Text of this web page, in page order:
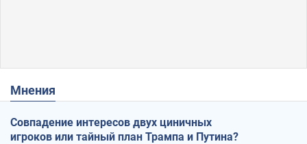
Мнения
Совпадение интересов двух циничных
игроков или тайный план Трампа и Путина?